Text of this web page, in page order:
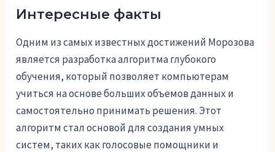
Интересные факты
Одним из самых известных достижений Морозова
является разработка алгоритма глубокого
обучения, который позволяет компьютерам
учиться на основе больших объемов данных и
самостоятельно принимать решения. Этот
алгоритм стал основой для создания умных
систем, таких как голосовые помощники и